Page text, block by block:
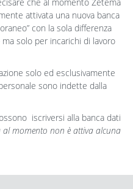
attivata una nuova banca
con la sola differenza
solo per incarichi di lavoro
solo ed esclusivamente
sono indette dalla
iscriversi alla banca dati
momento non è attiva alcuna